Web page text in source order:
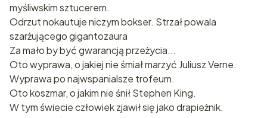
myśliwskim sztucerem.
Odrzut nokautuje niczym bokser. Strzał powala
szarżującego gigantozaura
Za mało by być gwarancją przeżycia...
Oto wyprawa, o jakiej nie śmiał marzyć Juliusz Verne.
Wyprawa po najwspanialsze trofeum.
Oto koszmar, o jakim nie śnił Stephen King.
W tym świecie człowiek zjawił się jako drapieżnik.